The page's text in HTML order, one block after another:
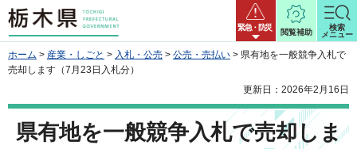
栃木県 緊急・防災
閲覧補助
検索
メニュー
ホーム > 産業・しごと > 入札・公売 > 公売・売払い > 県有地を一般競争入札で
売却します（7月23日入札分）
更新日：2026年2月16日
県有地を一般競争入札で売却しま